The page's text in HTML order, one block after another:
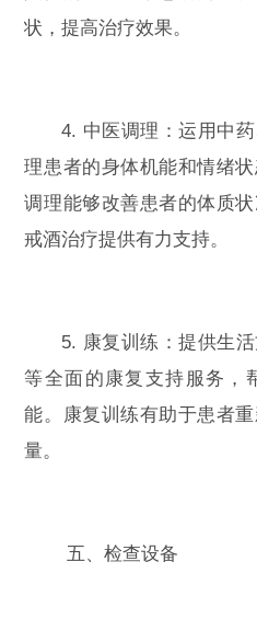
状，提高治疗效果。
4. 中医调理：运用中
理患者的身体机能和情绪
调理能够改善患者的体质
戒酒治疗提供有力支持。
5. 康复训练：提供生
等全面的康复支持服务，
能。康复训练有助于患者
量。
五、检查设备